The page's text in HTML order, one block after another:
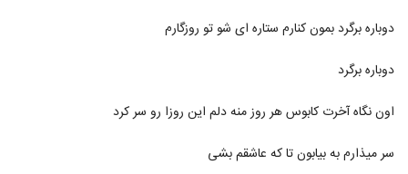
340
۷۳۵ بازدید
341
Behnam Barzgar Bargard
دوباره برگرد بمون کنارم ستاره ای شو تو روزگارم
دوباره برگرد
اون نگاه آخرت کابوس هر روز منه دلم این روزا رو سر کرد
سر میذارم به بیابون تا که عاشقم بشی